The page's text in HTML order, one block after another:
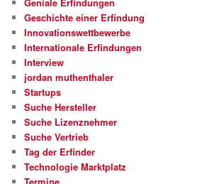
Geniale Erfindungen
Geschichte einer Erfindung
Innovationswettbewerbe
Internationale Erfindungen
Interview
jordan muthenthaler
Startups
Suche Hersteller
Suche Lizenznehmer
Suche Vertrieb
Tag der Erfinder
Technologie Marktplatz